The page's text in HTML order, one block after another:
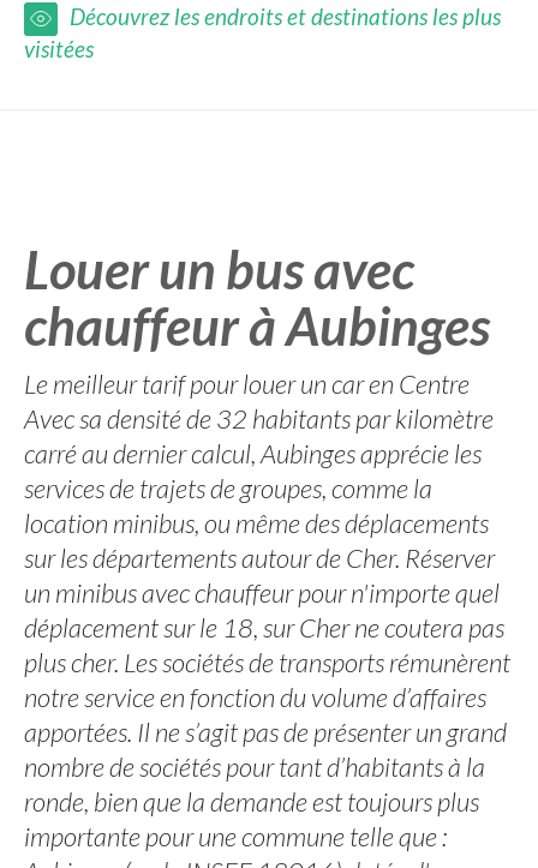
Découvrez les endroits et destinations les plus
visitées
Louer un bus avec
chauffeur à Aubinges
Le meilleur tarif pour louer un car en Centre
Avec sa densité de 32 habitants par kilomètre
carré au dernier calcul, Aubinges apprécie les
services de trajets de groupes, comme la
location minibus, ou même des déplacements
sur les départements autour de Cher. Réserver
un minibus avec chauffeur pour n'importe quel
déplacement sur le 18, sur Cher ne coutera pas
plus cher. Les sociétés de transports rémunèrent
notre service en fonction du volume d’affaires
apportées. Il ne s’agit pas de présenter un grand
nombre de sociétés pour tant d’habitants à la
ronde, bien que la demande est toujours plus
importante pour une commune telle que :